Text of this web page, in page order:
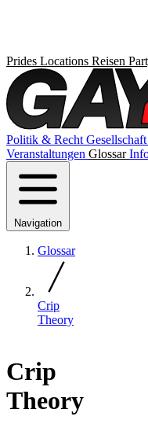
Prides Locations Reisen
Politik & Recht Gesellschaft
Veranstaltungen Glossar
Navigation
Glossar
Crip
Theory
Crip
Theory